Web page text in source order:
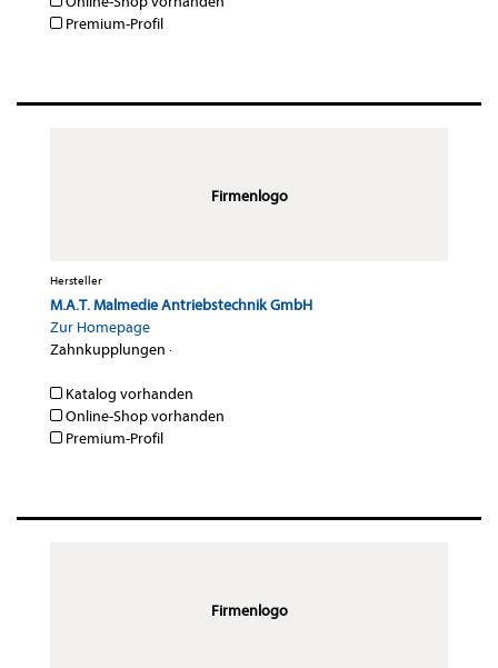
Premium-Profil
Firmenlogo
Hersteller
M.A.T. Malmedie Antriebstechnik GmbH
Zur Homepage
Zahnkupplungen ·
Katalog vorhanden
Online-Shop vorhanden
Premium-Profil
Firmenlogo